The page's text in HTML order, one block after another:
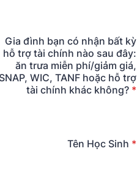
Gia đình bạn có nhận bất kỳ
hỗ trợ tài chính nào sau đây:
ăn trưa miễn phí/giảm giá,
SNAP, WIC, TANF hoặc hỗ trợ
tài chính khác không? *
Tên Học Sinh *